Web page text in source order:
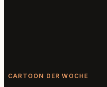
CARTOON DER WOCHE